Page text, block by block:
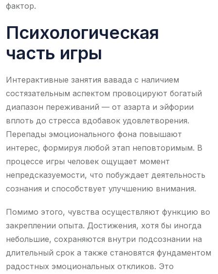
фактор.
Психологическая
часть игры
Интерактивные занятия вавада с наличием
состязательным аспектом провоцируют богатый
диапазон переживаний — от азартa и эйфории
вплоть до стресса вдобавок удовлетворения.
Перепады эмоционального фона повышают
интерес, формируя любой этап неповторимым. В
процессе игры человек ощущает момент
непредсказуемости, что побуждает деятельность
сознания и способствует улучшению внимания.
Помимо этого, чувства осуществляют функцию во
закреплении опыта. Достижения, хотя бы иногда
небольшие, сохраняются внутри подсознании на
длительный срок а также становятся фундаментом
радостных эмоциональных откликов. Это